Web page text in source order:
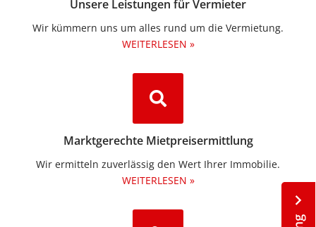
Unsere Leistungen für Vermieter
Wir kümmern uns um alles rund um die Vermietung.​
WEITERLESEN »
Marktgerechte Mietpreisermittlung
Wir ermitteln zuverlässig den Wert Ihrer Immobilie.
WEITERLESEN »